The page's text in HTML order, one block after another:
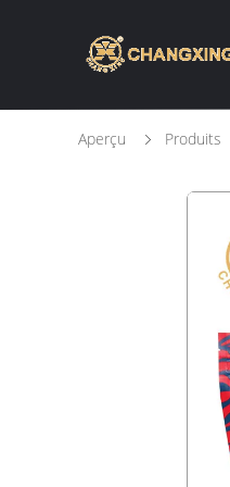
Aperçu Produits